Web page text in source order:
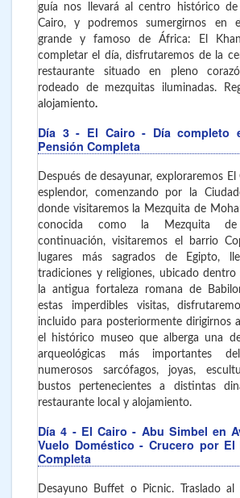
guía nos llevará al centro histórico
Cairo, y podremos sumergirnos en
grande y famoso de África: El
completar el día, disfrutaremos de la
restaurante situado en pleno
rodeado de mezquitas iluminadas.
alojamiento.
Día 3 - El Cairo- Día completo
Pensión Completa
Después de desayunar, exploraremos
esplendor, comenzando por la
donde visitaremos la Mezquita de
conocida como la Mezquita
continuación, visitaremos el barrio
lugares más sagrados de Egipto,
tradiciones y religiones, ubicado
la antigua fortaleza romana de
estas imperdibles visitas,
incluido para posteriormente dirigirnos
el histórico museo que alberga una
arqueológicas más importantes
numerosos sarcófagos, joyas,
bustos pertenecientes a distintas
restaurante local y alojamiento.
Día 4 - El Cairo - Abu Simbel en
Vuelo Doméstico - Crucero por
Completa
Desayuno Buffet o Picnic. Traslado al